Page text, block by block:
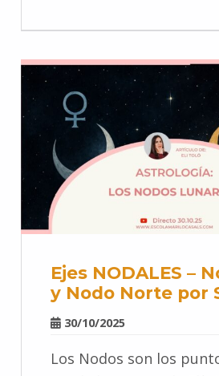
Ejes NODALES –
y Nodo Norte por
30/10/2025
Los Nodos son los